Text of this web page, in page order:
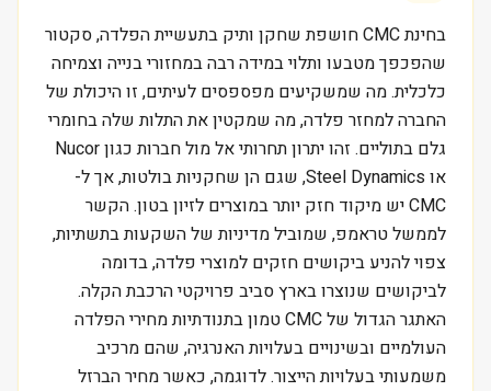
בחינת CMC חושפת שחקן ותיק בתעשיית הפלדה, סקטור
שהפכפך מטבעו ותלוי במידה רבה במחזורי בנייה וצמיחה
כלכלית. מה שמשקיעים מפספסים לעיתים, זו היכולת של
החברה למחזר פלדה, מה שמקטין את התלות שלה בחומרי
גלם בתוליים. זהו יתרון תחרותי אל מול חברות כגון Nucor
או Steel Dynamics, שגם הן שחקניות בולטות, אך ל-
CMC יש מיקוד חזק יותר במוצרים לזיון בטון. הקשר
לממשל טראמפ, שמוביל מדיניות של השקעות בתשתיות,
צפוי להניע ביקושים חזקים למוצרי פלדה, בדומה
לביקושים שנוצרו בארץ סביב פרויקטי הרכבת הקלה.
האתגר הגדול של CMC טמון בתנודתיות מחירי הפלדה
העולמיים ובשינויים בעלויות האנרגיה, שהם מרכיב
משמעותי בעלויות הייצור. לדוגמה, כאשר מחיר הברזל